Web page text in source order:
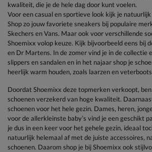
kwaliteit, die je de hele dag door kunt voelen.
Voor een casual en sportieve look kijk je
Shop zo jouw favoriete sneakers bij populaire
Skechers en Vans. Maar ook voor verschillende
Shoemixx volop keuze. Kijk bijvoorbeeld eens bij
en Dr Martens. In de zomer vind je in de collectie
slippers en sandalen en in het najaar shop je
heerlijk warm houden, zoals laarzen en
Doordat Shoemixx deze topmerken verkoopt,
schoenen verzekerd van hoge kwaliteit.
schoenen voor het hele gezin. Dames, heren,
voor de allerkleinste baby’s vind je een geschikt
je dus in een keer voor het gehele gezin, ideaal
natuurlijk helemaal af met de juiste accessoires,
schoenen. Daarom shop je bij Shoemixx ook